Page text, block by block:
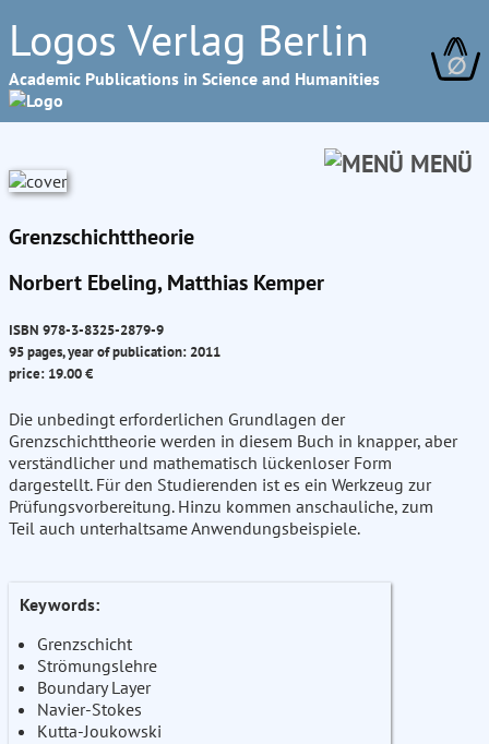
Logos Verlag Berlin
Academic Publications in Science and Humanities ∅
MENÜ
Grenzschichttheorie
Norbert Ebeling, Matthias Kemper
ISBN 978-3-8325-2879-9
95 pages, year of publication: 2011
price: 19.00 €
Die unbedingt erforderlichen Grundlagen der
Grenzschichttheorie werden in diesem Buch in knapper, aber
verständlicher und mathematisch lückenloser Form
dargestellt. Für den Studierenden ist es ein Werkzeug zur
Prüfungsvorbereitung. Hinzu kommen anschauliche, zum
Teil auch unterhaltsame Anwendungsbeispiele.
Keywords:
Grenzschicht
Strömungslehre
Boundary Layer
Navier-Stokes
Kutta-Joukowski